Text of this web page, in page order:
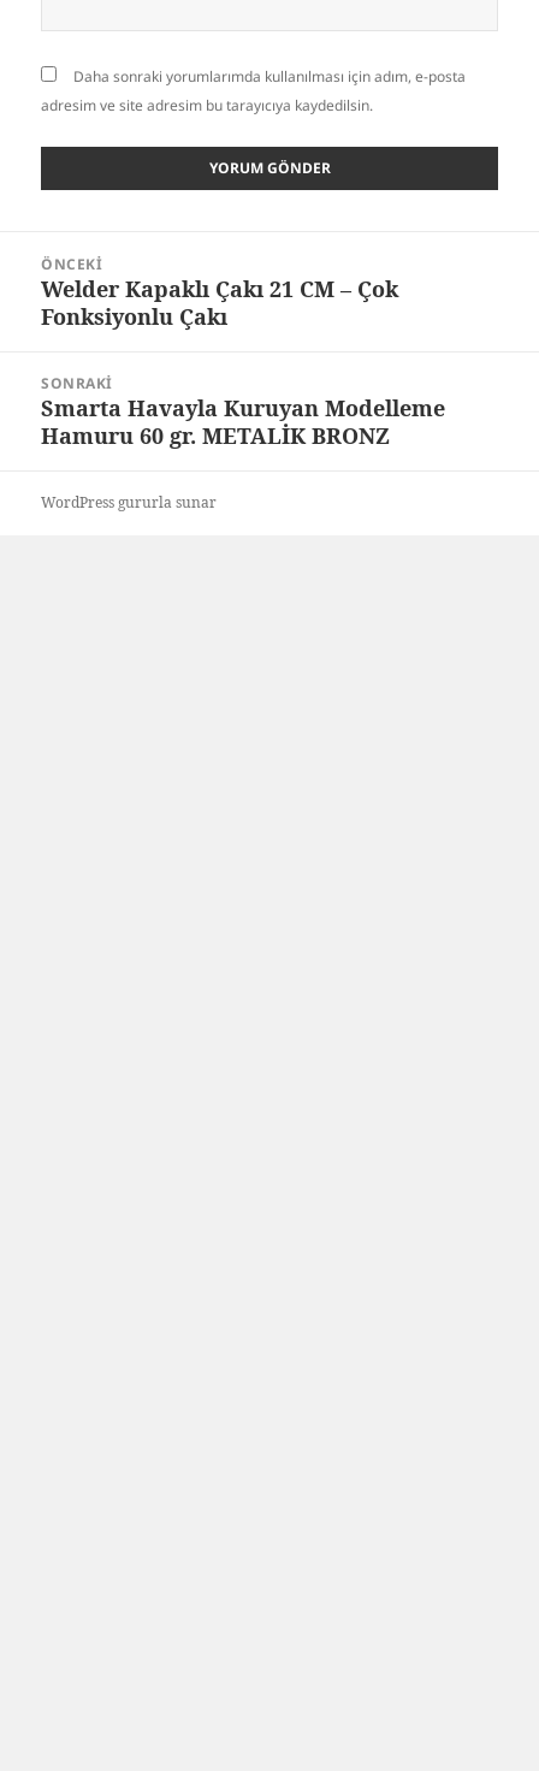
Daha sonraki yorumlarımda kullanılması için adım, e-posta
adresim ve site adresim bu tarayıcıya kaydedilsin.
gezinmesi
ÖNCEKI
Önceki
yazı:
Welder Kapaklı Çakı 21 CM – Çok
Fonksiyonlu Çakı
SONRAKI
Sonraki
yazı:
Smarta Havayla Kuruyan Modelleme
Hamuru 60 gr. METALİK BRONZ
WordPress gururla sunar